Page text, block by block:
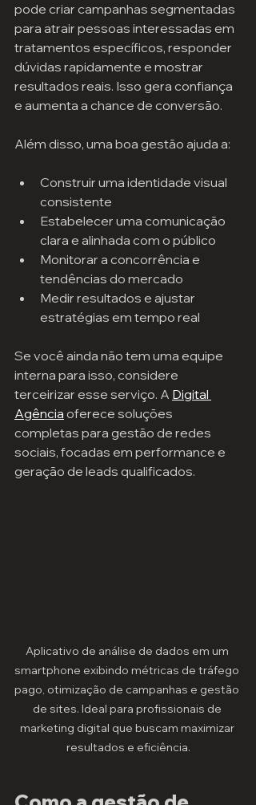
pode criar campanhas segmentadas
para atrair pessoas interessadas em
tratamentos específicos, responder
dúvidas rapidamente e mostrar
resultados reais. Isso gera confiança
e aumenta a chance de conversão.
Além disso, uma boa gestão ajuda a:
Construir uma identidade visual
consistente
Estabelecer uma comunicação
clara e alinhada com o público
Monitorar a concorrência e
tendências do mercado
Medir resultados e ajustar
estratégias em tempo real
Se você ainda não tem uma equipe
interna para isso, considere
terceirizar esse serviço. A Digital
Agência oferece soluções
completas para gestão de redes
sociais, focadas em performance e
geração de leads qualificados.
Aplicativo de análise de dados em um
smartphone exibindo métricas de tráfego
pago, otimização de campanhas e gestão
de sites. Ideal para profissionais de
marketing digital que buscam maximizar
resultados e eficiência.